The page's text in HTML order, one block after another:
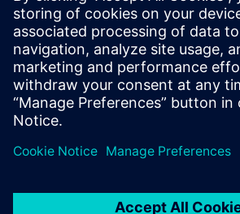
Comunidade
Participe da conversa e obtenha
suas perguntas sobre o software
Visitar comunidade